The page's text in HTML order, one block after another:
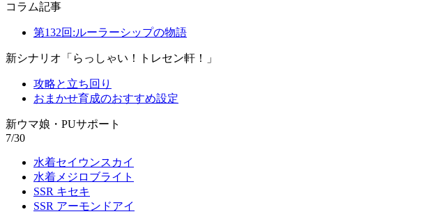
コラム記事
第132回:ルーラーシップの物語
新シナリオ「らっしゃい！トレセン軒！」
攻略と立ち回り
おまかせ育成のおすすめ設定
新ウマ娘・PUサポート
7/30
水着セイウンスカイ
水着メジロブライト
SSR キセキ
SSR アーモンドアイ